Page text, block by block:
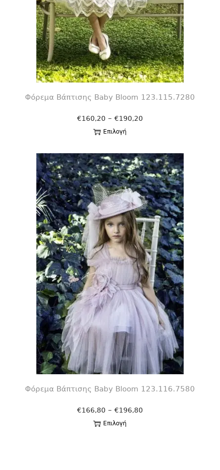
Φόρεμα Βάπτισης Βaby Bloom 123.115.7280
€160,20 – €190,20
Επιλογή
Φόρεμα Βάπτισης Βaby Bloom 123.116.7580
€166,80 – €196,80
Επιλογή